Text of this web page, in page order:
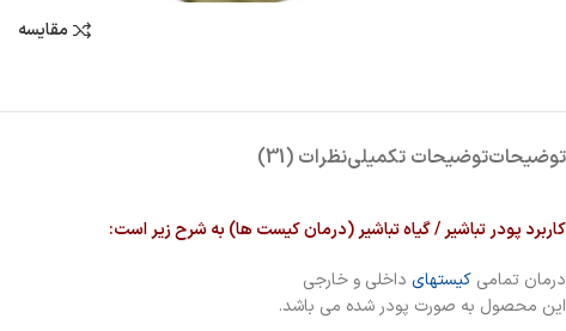
مقایسه
توضیحاتتوضیحات تکمیلینظرات (31)
کاربرد پودر تباشیر / گیاه تباشیر (درمان کیست ها) به شرح زیر است:
درمان تمامی کیستهای داخلی و خارجی
این محصول به صورت پودر شده می باشد.